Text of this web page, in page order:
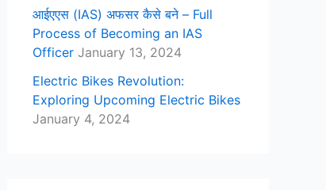
आईएएस (IAS) अफसर कैसे बने – Full
Process of Becoming an IAS
Officer January 13, 2024
Electric Bikes Revolution:
Exploring Upcoming Electric Bikes
January 4, 2024